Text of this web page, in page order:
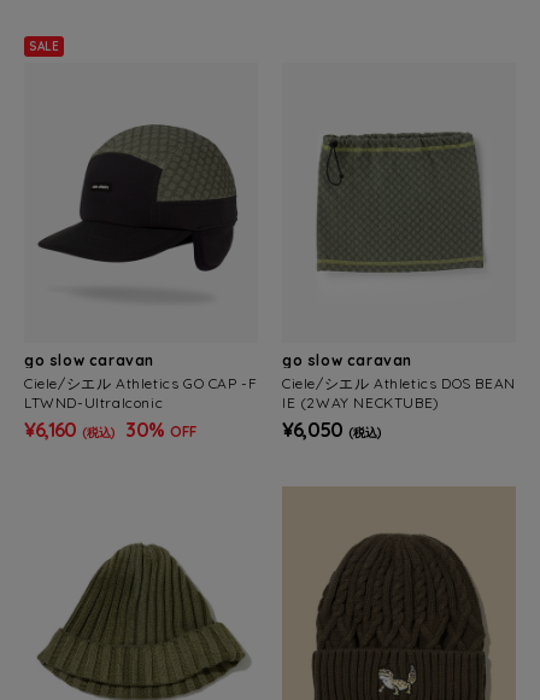
SALE
go slow caravan
Ciele/シエル Athletics GO CAP -F
LTWND-UltraIconic
¥6,160 (税込) 30% OFF
go slow caravan
Ciele/シエル Athletics DOS BEAN
IE (2WAY NECKTUBE)
¥6,050 (税込)